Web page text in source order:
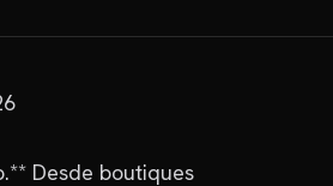
Desde boutiques